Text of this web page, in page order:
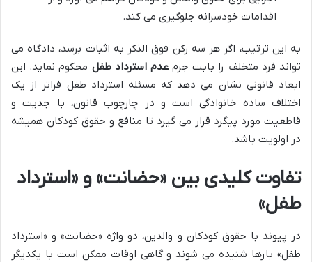
اقدامات خودسرانه جلوگیری می کند.
به این ترتیب، اگر هر سه رکن فوق الذکر به اثبات برسد، دادگاه می
تواند فرد متخلف را بابت جرمعدم استرداد طفل محکوم نماید. این
ابعاد قانونی نشان می دهد که مسئله استرداد طفل فراتر از یک
اختلاف ساده خانوادگی است و در چارچوب قانون، با جدیت و
قاطعیت مورد پیگرد قرار می گیرد تا منافع و حقوق کودکان همیشه
در اولویت باشد.
تفاوت کلیدی بین «حضانت» و «استرداد
طفل»
در پیوند با حقوق کودکان و والدین، دو واژه «حضانت» و «استرداد
طفل» بارها شنیده می شوند و گاهی اوقات ممکن است با یکدیگر